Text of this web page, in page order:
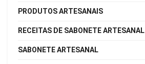
PRODUTOS ARTESANAIS
RECEITAS DE SABONETE ARTESANAL
SABONETE ARTESANAL